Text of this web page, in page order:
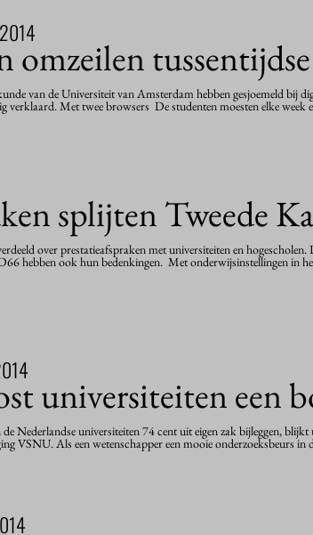
omzeilen
van de Universiteit van Amsterdam hebben gesjoemeld bij
verklaard. Met twee browsers De studenten moesten elke week
splijten Tweede
over prestatieafspraken met universiteiten en
hebben ook hun bedenkingen. Met onderwijsinstellingen in
universiteiten een
Nederlandse universiteiten 74 cent uit eigen zak bijleggen,
VSNU. Als een wetenschapper een mooie onderzoeksbeurs in